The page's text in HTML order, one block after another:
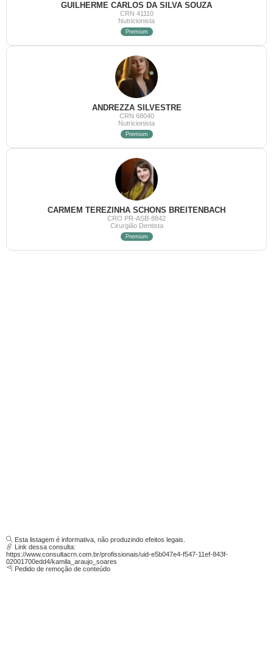
GUILHERME CARLOS DA SILVA SOUZA
CRN 41110
Nutricionista
Premium
ANDREZZA SILVESTRE
CRN 68040
Nutricionista
Premium
CARMEM TEREZINHA SCHONS BREITENBACH
CRO PR-ASB-8842
Cirurgião Dentista
Premium
Esta listagem é informativa, não produzindo efeitos legais.
Link dessa consulta:
https://www.consultacrn.com.br/profissionais/uid-e5b047e4-f547-11ef-843f-
02001700edd4/kamila_araujo_soares
Pedido de remoção de conteúdo